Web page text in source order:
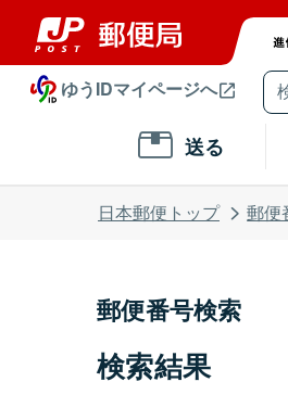
ゆうIDマイページへ
送る
日本郵便トップ 郵便
郵便番号検索
検索結果